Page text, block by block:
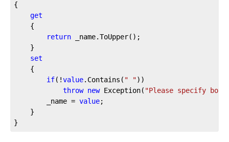
{
get
return _name.ToUpper();
set
if(!value.Contains( " "))
throw new Exception( "Please specify
		_name =
value;
}